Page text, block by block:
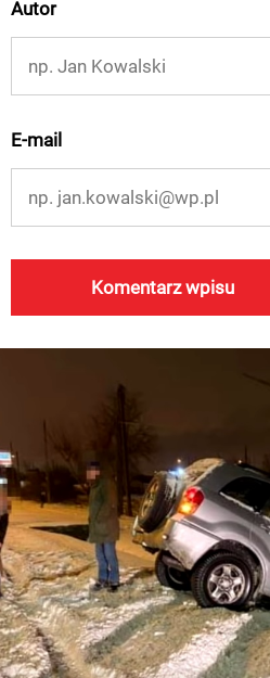
Autor
E-mail